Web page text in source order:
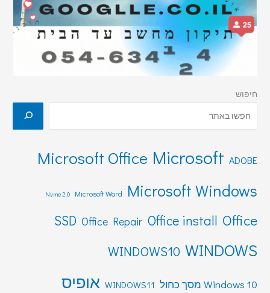
חיפוש
ADOBE
Microsoft
Microsoft Office
Microsoft Windows
Microsoft Word
Nvme 2.0
Office
Office install
Office Repair
SSD
WINDOWS
WINDOWS10
Windows 10 מסך כחול WINDOWS11 אופיס